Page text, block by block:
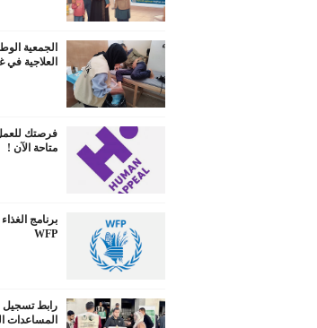
الجمعية
العلاجية في
فرصتك
متاحة الآن !
برنامج
WFP
رابط تسجيل
المساعدات